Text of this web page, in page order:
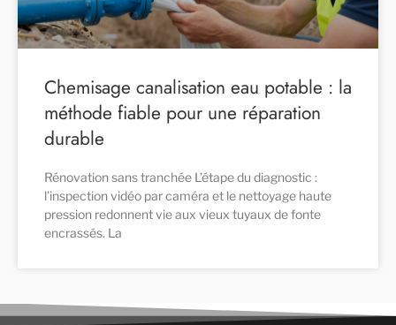
Chemisage canalisation eau potable : la
méthode fiable pour une réparation
durable
Rénovation sans tranchée L’étape du diagnostic :
l’inspection vidéo par caméra et le nettoyage haute
pression redonnent vie aux vieux tuyaux de fonte
encrassés. La